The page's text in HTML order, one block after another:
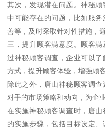
其次，发现潜在问题。神秘
中可能存在的问题，比如服
善等，及时采取针对性措施，
三，提升顾客满意度。顾客
过神秘顾客调查，企业可以
方式，提升顾客体验，增强顾
除此之外，唐山神秘顾客调
对手的市场策略和动向，为企
在实施神秘顾客调查时，唐
的实施步骤，包括目标设定、